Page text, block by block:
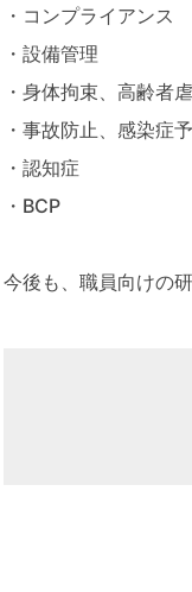
・コンプライアンス
・設備管理
・身体拘束、高齢者
・事故防止、感染症
・認知症
・BCP
今後も、職員向けの